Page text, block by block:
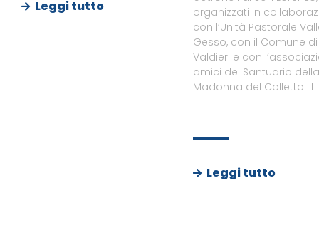
Leggi tutto
organizzati in
con l’Unità Pastorale
Gesso, con il Comune di
Valdieri e con
amici del Santuario della
Madonna del Colletto. Il
Leggi tutto